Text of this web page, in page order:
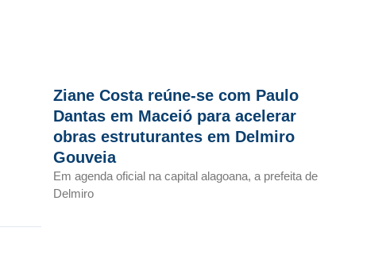
Ziane Costa reúne-se com Paulo
Dantas em Maceió para acelerar
obras estruturantes em Delmiro
Gouveia
Em agenda oficial na capital alagoana, a prefeita de
Delmiro